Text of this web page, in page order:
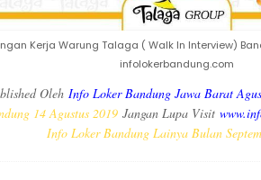
Kerja Warung Talaga ( Walk In Interview)
infolokerbandung.com
OlehInfo Loker Bandung Jawa Barat
14 Agustus 2019 Jangan Lupa Visit
Info Loker Bandung Lainya Bulan